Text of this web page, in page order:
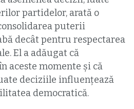
partidelor, arată o
puterii
decât pentru respectarea
El a adăugat că
aceste momente și că
deciziile influențează
democratică.